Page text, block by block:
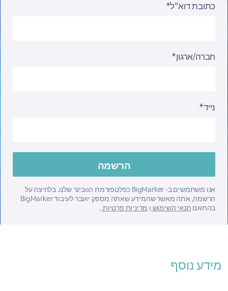
כתובת דוא"ל*
חברה/ארגון*
נייד*
אנו משתמשים ב- BigMarker כפלטפורמת הוובינר שלנו. בלחיצה על
הרשמה, אתה מאשר שהמידע שאתה מספק יועבר לעיבוד BigMarker
בהתאם תנאי השימוש ו מדיניות פרטיות.
מידע נוסף